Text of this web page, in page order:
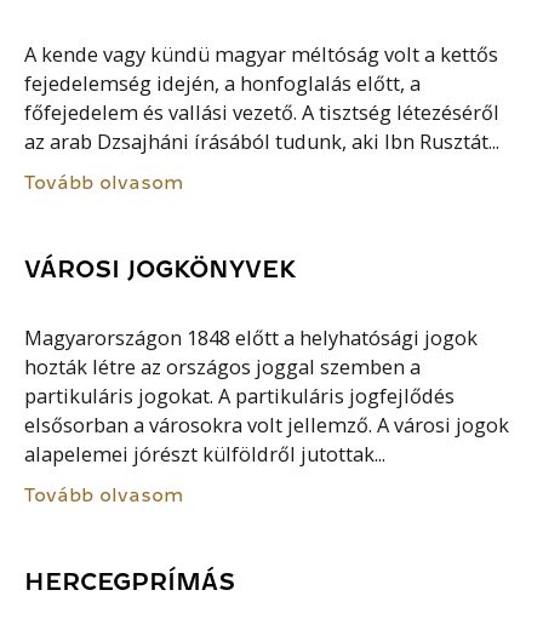
A kende vagy kündü magyar méltóság volt a kettős
fejedelemség idején, a honfoglalás előtt, a
főfejedelem és vallási vezető. A tisztség létezéséről
az arab Dzsajháni írásából tudunk, aki Ibn Rusztát...
Tovább olvasom
VÁROSI JOGKÖNYVEK
Magyarországon 1848 előtt a helyhatósági jogok
hozták létre az országos joggal szemben a
partikuláris jogokat. A partikuláris jogfejlődés
elsősorban a városokra volt jellemző. A városi jogok
alapelemei jórészt külföldről jutottak...
Tovább olvasom
HERCEGPRÍMÁS